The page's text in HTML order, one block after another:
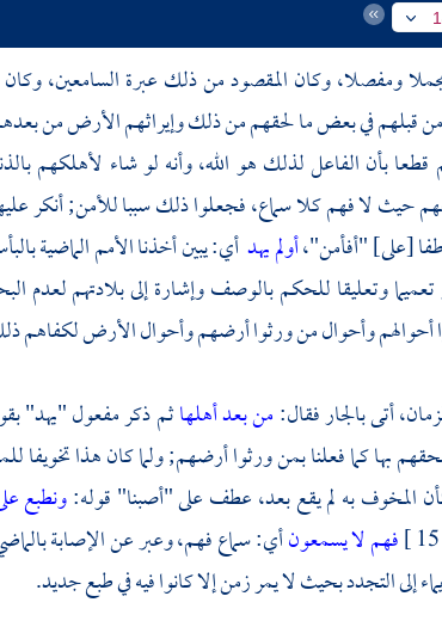
ومفصلا، وكان المقصود من ذلك عبرة السامعين،
قبلهم في بعض ما لحقهم من ذلك وإيراثهم الأرض من
قطعا بأن الفاعل لذلك هو الله، وأنه لو شاء لأهلكهم
حيث لا فهم كلا سماع، فجعلوا ذلك سببا للأمن; أنكر
[على] "أفأمن"،أولم يهدأي: يبين أخذنا الأمم الماضية
وتعليقا للحكم بالوصف وإشارة إلى بلادتهم لعدم
أحوالهم وأحوال من ورثوا أرضهم وأحوال الأرض لكفاهم
أتى بالجار فقال:من بعد أهلهاثم ذكر مفعول "يهد"
بها كما فعلنا بمن ورثوا أرضهم; ولما كان هذا تخويفا
المخوف به لم يقع بعد، عطف على "أصبنا" قوله:ونطبع
فهم لا يسمعونأي: سماع فهم، وعبر عن الإصابة
إلى التجدد بحيث لا يمر زمن إلا كانوا فيه في طبع جديد.